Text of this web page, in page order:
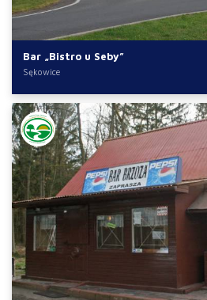
Bar „Bistro u Seby”
Sękowice